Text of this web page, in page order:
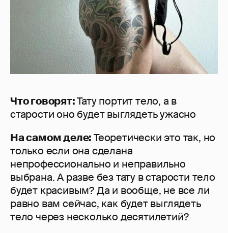
Что говорят:Тату портит тело, а в
старости оно будет выглядеть ужасно
На самом деле:Теоретически это так, но
только если она сделана
непрофессионально и неправильно
выбрана. А разве без тату в старости тело
будет красивым? Да и вообще, не все ли
равно вам сейчас, как будет выглядеть
тело через несколько десятилетий?